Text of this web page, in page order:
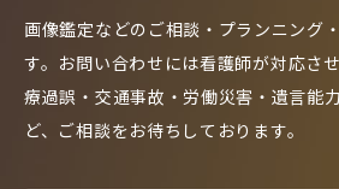
画像鑑定などのご相談・プランニング
す。 お問い合わせには看護師が対応さ
療過誤・交通事故・労働災害・遺言能
ど、 ご相談をお待ちしております。